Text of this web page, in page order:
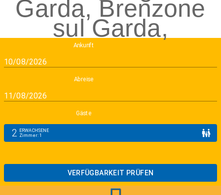
Ankunft
Abreise
Gäste
2
ERWACHSENE
Zimmer: 1
VERFÜGBARKEIT PRÜFEN